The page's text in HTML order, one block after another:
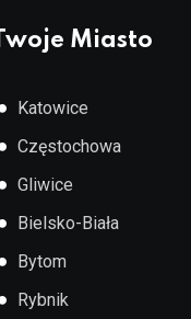
Miasto
Katowice
Częstochowa
Gliwice
Bielsko-Biała
Bytom
Rybnik